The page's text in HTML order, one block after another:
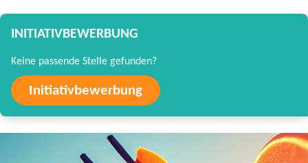
INITIATIVBEWERBUNG
Keine passende Stelle gefunden?
Initiativbewerbung